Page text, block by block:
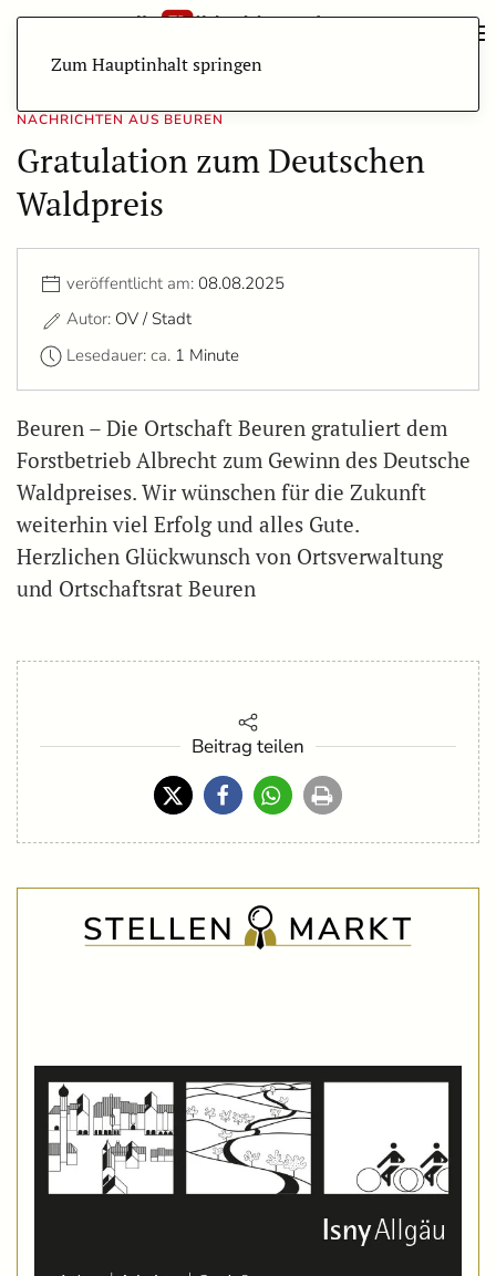
Zum Hauptinhalt springen
NACHRICHTEN AUS BEUREN
Gratulation zum Deutschen
Waldpreis
veröffentlicht am: 08.08.2025
Autor: OV / Stadt
Lesedauer: ca. 1 Minute
Beuren – Die Ortschaft Beuren gratuliert dem
Forstbetrieb Albrecht zum Gewinn des Deutsche
Waldpreises. Wir wünschen für die Zukunft
weiterhin viel Erfolg und alles Gute.
Herzlichen Glückwunsch von Ortsverwaltung
und Ortschaftsrat Beuren
Beitrag teilen